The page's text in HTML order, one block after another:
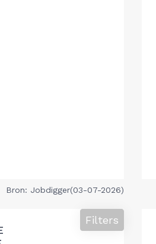
Bron: Jobdigger(03-07-2026)
Filters